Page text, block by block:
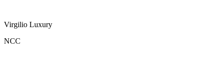
Virgilio Luxury
NCC